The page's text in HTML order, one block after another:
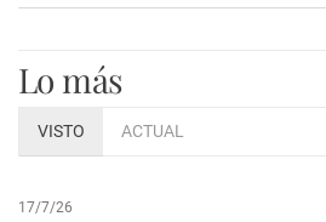
Lo más
VISTO ACTUAL
17/7/26